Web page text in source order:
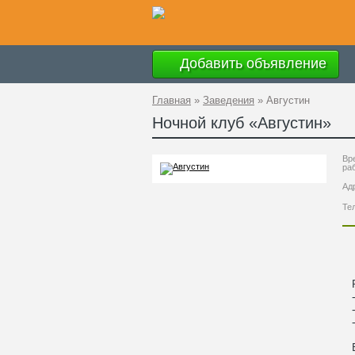
Добавить объявление
Главная » Заведения » Августин
Ночной клуб «Августин»
-
-
-